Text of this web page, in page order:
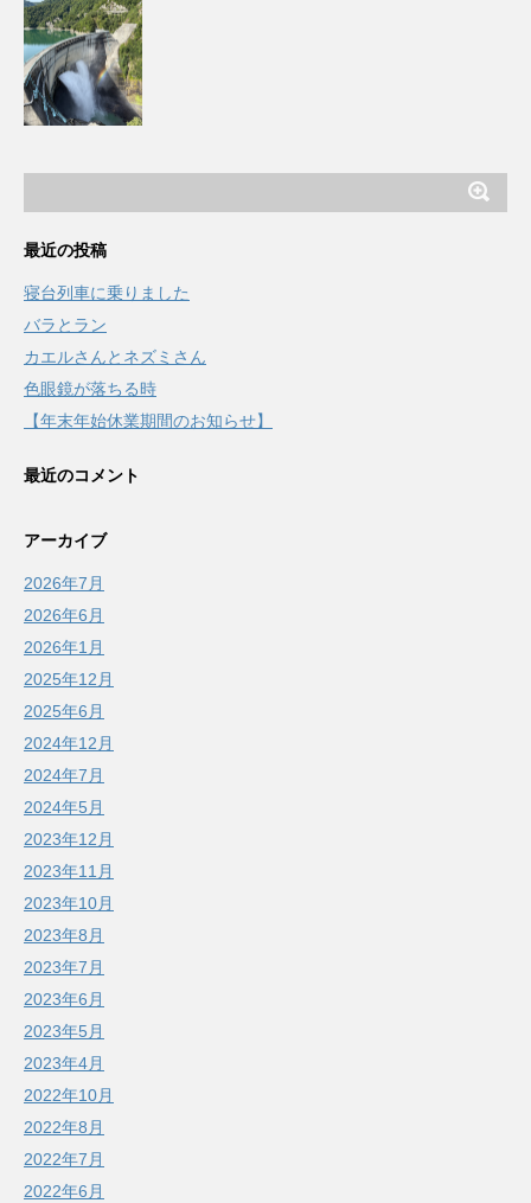
最近の投稿
寝台列車に乗りました
バラとラン
カエルさんとネズミさん
色眼鏡が落ちる時
【年末年始休業期間のお知らせ】
最近のコメント
アーカイブ
2026年7月
2026年6月
2026年1月
2025年12月
2025年6月
2024年12月
2024年7月
2024年5月
2023年12月
2023年11月
2023年10月
2023年8月
2023年7月
2023年6月
2023年5月
2023年4月
2022年10月
2022年8月
2022年7月
2022年6月